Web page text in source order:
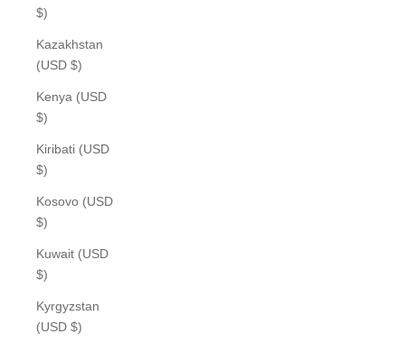
$)
Kazakhstan
(USD $)
Kenya (USD
$)
Kiribati (USD
$)
Kosovo (USD
$)
Kuwait (USD
$)
Kyrgyzstan
(USD $)